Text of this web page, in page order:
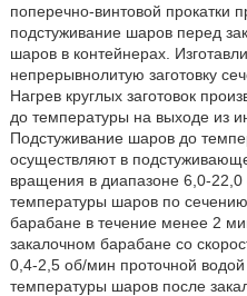
поперечно-винтовой прокатки
подстуживание шаров перед
шаров в контейнерах.
непрерывнолитую заготовку
Нагрев круглых заготовок
до температуры на выходе из
Подстуживание шаров до
осуществляют в
вращения в диапазоне 6,0-
температуры шаров по
барабане в течение менее 2
закалочном барабане со
0,4-2,5 об/мин проточной
температуры шаров после